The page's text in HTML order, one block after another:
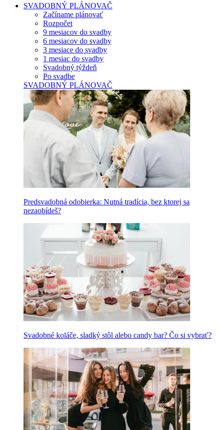
SVADOBNÝ PLÁNOVAČ
Začíname plánovať
Rozpočet
9 mesiacov do svadby
6 mesiacov do svadby
3 mesiace do svadby
1 mesiac do svadby
Svadobný týždeň
Po svadbe
SVADOBNÝ PLÁNOVAČ
Predsvadobná odobierka: Nutná tradícia, bez ktorej sa
nezaobídeš?
Svadobné koláče, sladký stôl alebo candy bar? Čo si vybrať?